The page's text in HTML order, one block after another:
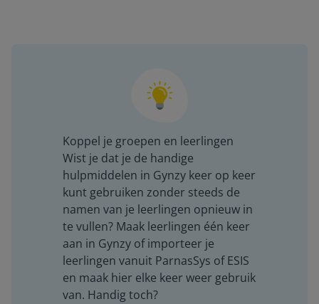
Koppel je groepen en leerlingen
Wist je dat je de handige
hulpmiddelen in Gynzy keer op keer
kunt gebruiken zonder steeds de
namen van je leerlingen opnieuw in
te vullen? Maak leerlingen één keer
aan in Gynzy of importeer je
leerlingen vanuit ParnasSys of ESIS
en maak hier elke keer weer gebruik
van. Handig toch?